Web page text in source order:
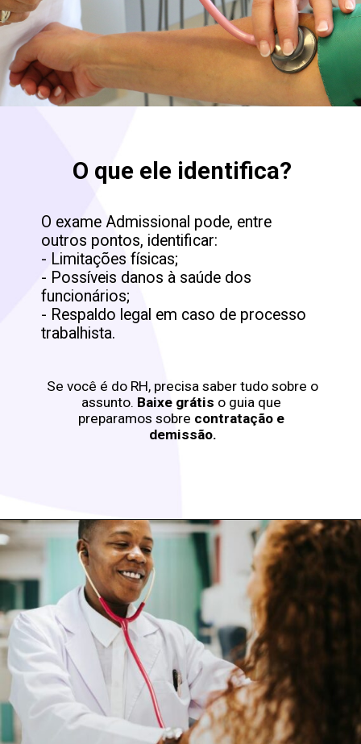
O que ele identifica?
O exame Admissional pode, entre
outros pontos, identificar:
- Limitações físicas;
- Possíveis danos à saúde dos
funcionários;
- Respaldo legal em caso de processo
trabalhista.
Se você é do RH, precisa saber tudo sobre o
assunto. Baixe grátis o guia que
preparamos sobre contratação e
demissão.
Opening